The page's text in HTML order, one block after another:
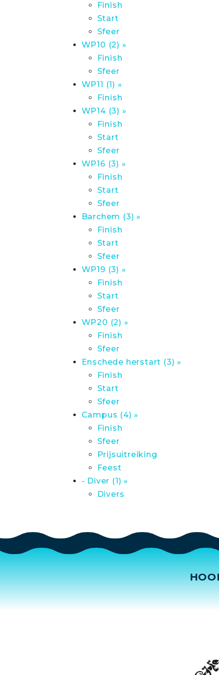
Finish
Start
Sfeer
WP10 (2) »
Finish
Sfeer
WP11 (1) »
Finish
WP14 (3) »
Finish
Start
Sfeer
WP16 (3) »
Finish
Start
Sfeer
Barchem (3) »
Finish
Start
Sfeer
WP19 (3) »
Finish
Start
Sfeer
WP20 (2) »
Finish
Sfeer
Enschede herstart (3) »
Finish
Start
Sfeer
Campus (4) »
Finish
Sfeer
Prijsuitreiking
Feest
- Diver (1) »
Divers